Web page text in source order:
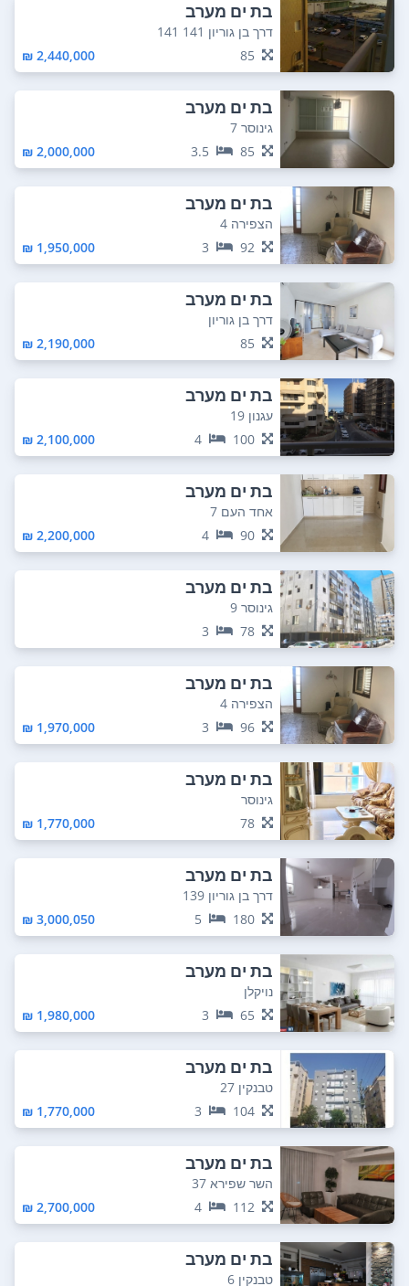
בת ים מערב
דרך בן גוריון 141 141
85
2,440,000 ₪
בת ים מערב
גינוסר 7
85
3.5
2,000,000 ₪
בת ים מערב
הצפירה 4
92
3
1,950,000 ₪
בת ים מערב
דרך בן גוריון
85
2,190,000 ₪
בת ים מערב
עגנון 19
100
4
2,100,000 ₪
בת ים מערב
אחד העם 7
90
4
2,200,000 ₪
בת ים מערב
גינוסר 9
78
3
בת ים מערב
הצפירה 4
96
3
1,970,000 ₪
בת ים מערב
גינוסר
78
1,770,000 ₪
בת ים מערב
דרך בן גוריון 139
180
5
3,000,050 ₪
בת ים מערב
נויקלן
65
3
1,980,000 ₪
בת ים מערב
טבנקין 27
104
3
1,770,000 ₪
בת ים מערב
השר שפירא 37
112
4
2,700,000 ₪
בת ים מערב
טבנקין 6